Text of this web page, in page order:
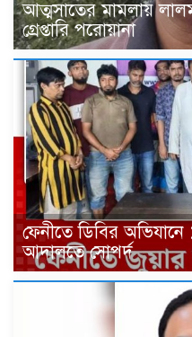
আত্মসাতের মামলায়
গ্রেপ্তারি পরোয়ানা
ফেনীতে ডিবির
আদালতে সোপর্দ